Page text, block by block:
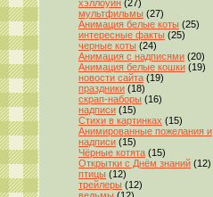
хэллоуин (27)
мультфильмы (27)
Анимация белые коты (25)
интересные факты (25)
черные коты (24)
Анимация с надписями (20)
Анимация белые кошки (19)
новости сайта (19)
праздники (18)
скрап-наборы (16)
надписи (15)
Стихи в картинках (15)
Анимированные пожелания и
надписи (15)
Чёрные котята (15)
Открытки с Днём знаний (12)
птицы (12)
трейлеры (12)